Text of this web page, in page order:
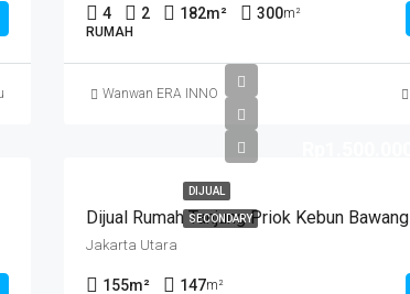
4 2 182m² 300m²
RUMAH
Wanwan ERA INNO
DIJUAL
SECONDARY
Dijual Rumah Tanjung Priok Kebun Bawang
Jakarta Utara
155m² 147m²